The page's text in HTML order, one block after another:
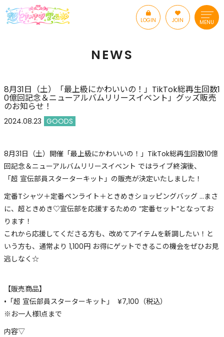
LOGIN JOIN MENU
NEWS
8月31日（土）「最上級にかわいいの！」TikTok総再生回数1
0億回記念＆ニューアルバムリリースイベント」グッズ販売
のお知らせ！
2024.08.23 GOODS
8月31日（土）開催「最上級にかわいいの！」TikTok総再生回数10億
回記念＆ニューアルバムリリースイベント ではライブ終演後、
「超 宣伝部員スターターキット」の販売が決定いたしました！
定番Tシャツ＋定番ペンライト＋ときめきショッピングバッグ …まさ
に、超ときめき♡宣伝部を応援するための ”定番セット”となってお
ります！
これから応援してくださる方も、改めてアイテムを新調したい！と
いう方も、通常より 1,100円 お得にゲットできるこの機会をぜひお見
逃しなく☆
【販売商品】
•「超 宣伝部員スターターキット」 ¥7,100（税込）
※お一人様1点まで
内容▽